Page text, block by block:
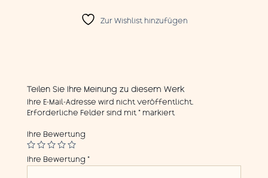
Zur Wishlist hinzufügen
Teilen Sie Ihre Meinung zu diesem Werk
Ihre E-Mail-Adresse wird nicht veröffentlicht.
Erforderliche Felder sind mit*markiert
Ihre Bewertung
Ihre Bewertung *